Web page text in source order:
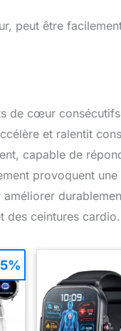
peut être
de cœur
et ralentit
capable de
provoquent
des ceintures cardio.